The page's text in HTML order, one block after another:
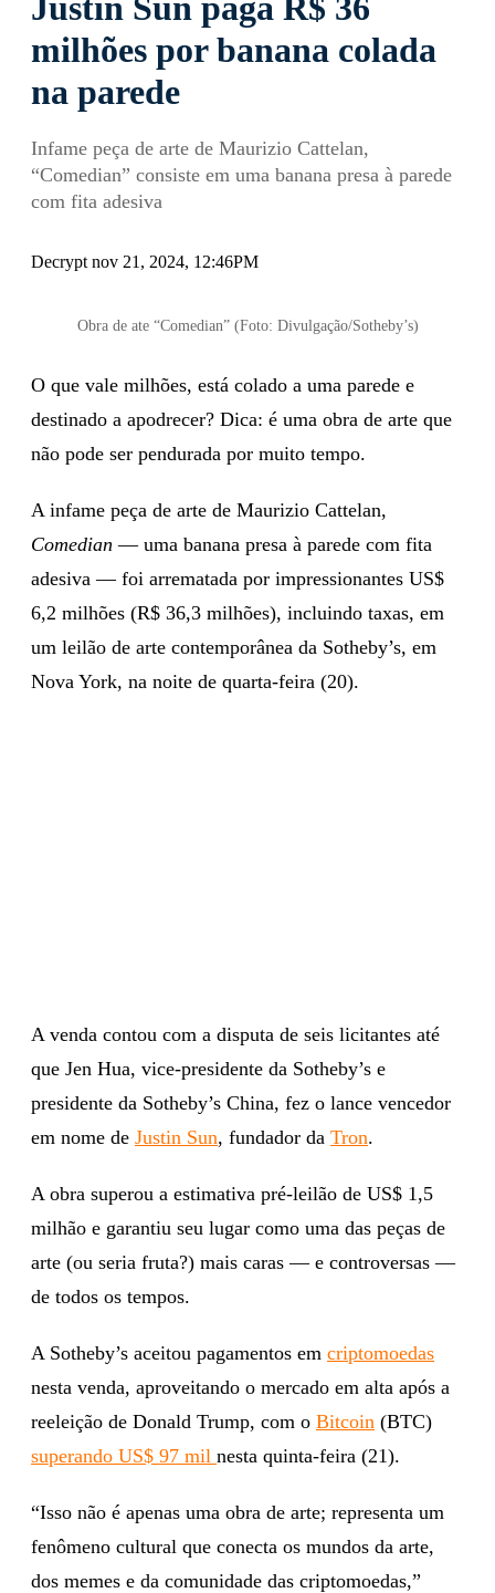
milhões por banana colada
na parede
Infame peça de arte de Maurizio Cattelan,
“Comedian” consiste em uma banana presa à parede
com fita adesiva
Decrypt nov 21, 2024, 12:46PM
Obra de ate “Comedian” (Foto: Divulgação/Sotheby’s)
O que vale milhões, está colado a uma parede e
destinado a apodrecer? Dica: é uma obra de arte que
não pode ser pendurada por muito tempo.
A infame peça de arte de Maurizio Cattelan,
Comedian — uma banana presa à parede com fita
adesiva — foi arrematada por impressionantes US$
6,2 milhões (R$ 36,3 milhões), incluindo taxas, em
um leilão de arte contemporânea da Sotheby’s, em
Nova York, na noite de quarta-feira (20).
A venda contou com a disputa de seis licitantes até
que Jen Hua, vice-presidente da Sotheby’s e
presidente da Sotheby’s China, fez o lance vencedor
em nome de Justin Sun, fundador da Tron.
A obra superou a estimativa pré-leilão de US$ 1,5
milhão e garantiu seu lugar como uma das peças de
arte (ou seria fruta?) mais caras — e controversas —
de todos os tempos.
A Sotheby’s aceitou pagamentos em criptomoedas
nesta venda, aproveitando o mercado em alta após a
reeleição de Donald Trump, com o Bitcoin (BTC)
superando US$ 97 mil nesta quinta-feira (21).
“Isso não é apenas uma obra de arte; representa um
fenômeno cultural que conecta os mundos da arte,
dos memes e da comunidade das criptomoedas,”